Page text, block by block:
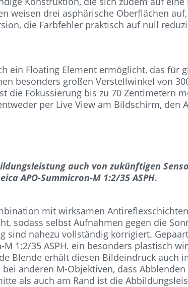
weisen drei asphärische Oberflächen
die Farbfehler praktisch auf null
ein Floating Element ermöglicht, das für
besonders großen Verstellwinkel von
die Fokussierung bis zu 70 Zentimetern
per Live View am Bildschirm, den
auch von zukünftigen
APO-Summicron-M 1:2/35 ASPH.
mit wirksamen
sodass selbst Aufnahmen gegen die
sind nahezu vollständig korrigiert.
1:2/35 ASPH. ein besonders plastisch
Blende erhält diesen Bildeindruck auch
anderen M-Objektiven, dass
als auch am Rand ist die